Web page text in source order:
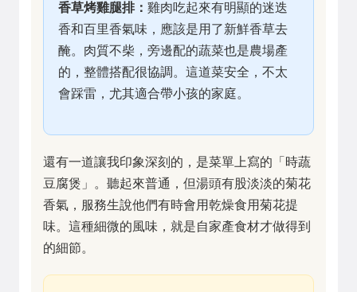
香草烤雞腿排： 雞肉吃起來有明顯的迷迭
香和百里香氣味，應該是用了新鮮香草去
醃。肉質不柴，旁邊配的蔬菜也是農場產
的，整體搭配很協調。這道菜安全，不太
會踩雷，尤其適合帶小孩的家庭。
還有一道讓我印象深刻的，是菜單上寫的「時蔬
豆腐煲」。聽起來普通，但湯頭有股淡淡的菊花
香氣，服務生說他們有時會用乾燥食用菊花提
味。這種細微的風味，就是自家產食材才做得到
的細節。